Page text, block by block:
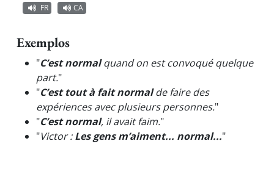
FR CA
Exemplos
"C’est normalquand on est convoqué quelque
part."
"C’est tout à fait normalde faire des
expériences avec plusieurs personnes."
"C’est normal, il avait faim."
"Victor :Les gens m’aiment... normal..."